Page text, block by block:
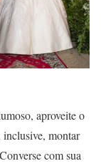
aproveite o
inclusive, montar
com sua